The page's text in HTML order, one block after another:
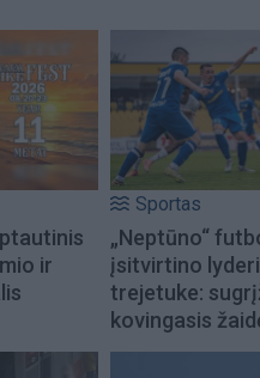
ir
Sportas
„Neptūno“
įsitvirtino
trejetuke:
kovingasis